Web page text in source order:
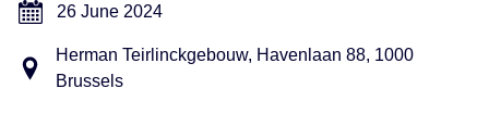
26 June 2024
Herman Teirlinckgebouw, Havenlaan 88, 1000
Brussels